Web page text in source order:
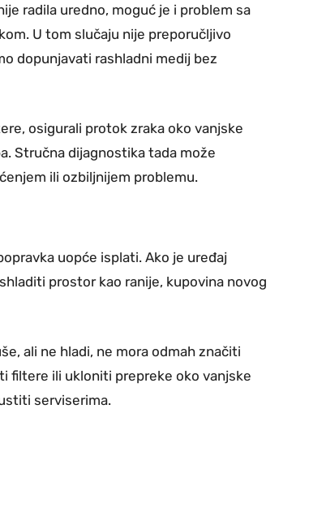
radila uredno, moguć je i problem sa
U tom slučaju nije preporučljivo
dopunjavati rashladni medij bez
osigurali protok zraka oko vanjske
Stručna dijagnostika tada može
ili ozbiljnijem problemu.
uopće isplati. Ako je uređaj
prostor kao ranije, kupovina novog
ali ne hladi, ne mora odmah značiti
filtere ili ukloniti prepreke oko vanjske
serviserima.